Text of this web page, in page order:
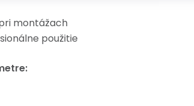
montážach
použitie